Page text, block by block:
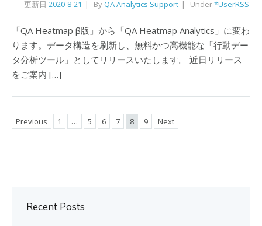
更新日 2020-8-21 ByQA Analytics Support Under*UserRSS
「QA Heatmap β版」から「QA Heatmap Analytics」に変わ
ります。データ構造を刷新し、無料かつ高機能な「行動デー
タ分析ツール」としてリリースいたします。 近日リリース
をご案内 […]
Previous 1 … 5 6 7 8 9 Next
Recent Posts